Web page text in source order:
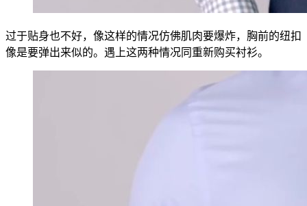
过于贴身也不好，像这样的情况仿佛肌肉要爆炸，胸前的纽扣
像是要弹出来似的。遇上这两种情况同重新购买衬衫。